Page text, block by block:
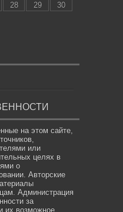
28 29
30
на этом сайте,
или
целях в
о
Авторские
Администрация
за
их возможное